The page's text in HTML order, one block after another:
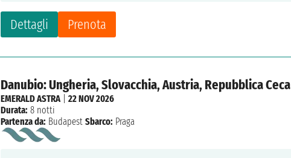
Dettagli Prenota
Danubio: Ungheria, Slovacchia, Austria, Repubblica Ceca
EMERALD ASTRA|22 NOV 2026
Durata: 8 notti
Partenza da: Budapest Sbarco: Praga